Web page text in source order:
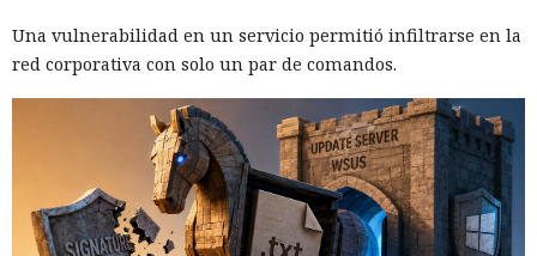
Una vulnerabilidad en un servicio permitió infiltrarse en la
red corporativa con solo un par de comandos.